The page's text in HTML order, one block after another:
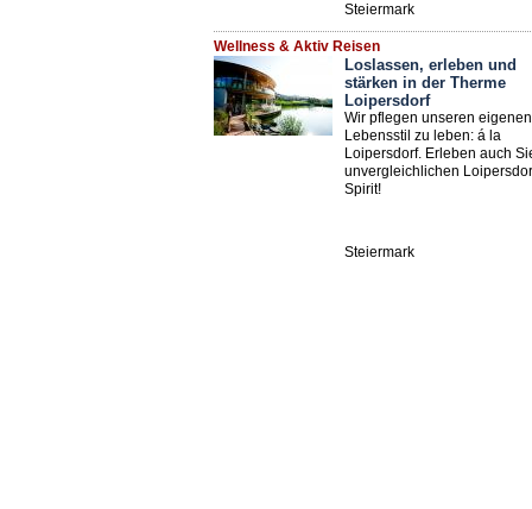
Steiermark
Wellness & Aktiv Reisen
Loslassen, erleben und
stärken in der Therme
Loipersdorf
Wir pflegen unseren eigenen
Lebensstil zu leben: á la
Loipersdorf. Erleben auch
unvergleichlichen
Spirit!
Steiermark